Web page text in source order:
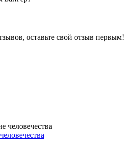
оставьте свой отзыв первым!